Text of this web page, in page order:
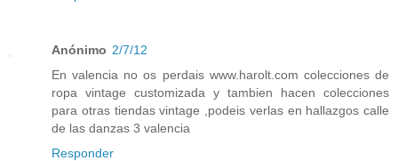
Anónimo 2/7/12
En valencia no os perdais www.harolt.com colecciones de
ropa vintage customizada y tambien hacen colecciones
para otras tiendas vintage ,podeis verlas en hallazgos calle
de las danzas 3 valencia
Responder